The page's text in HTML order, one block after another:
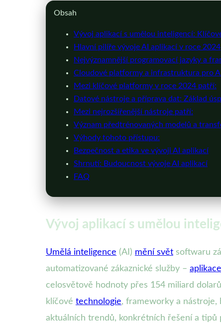
Obsah
Vývoj aplikací s umělou inteligencí:
Hlavní pilíře vývoje AI aplikací v roce 2024
Nejvýznamnější programovací jazyky a
Cloudové platformy a infrastruktura pro AI
Mezi klíčové platformy v roce 2024 patří:
Datové nástroje a příprava dat: Základ
Mezi nejrozšířenější nástroje patří:
Význam předtrénovaných modelů a
Výhody tohoto přístupu:
Bezpečnost a etika ve vývoji AI aplikací
Shrnutí: Budoucnost vývoje AI aplikací
FAQ
Vývoj aplikací s umělou
Umělá inteligence (AI) mění svět softwaru
automatizované zákaznické služby – aplikace
celosvětově hodnoty přes 154 miliard
klíčové technologie, frameworky a nástroje,
aktuálních trendů, konkrétních řešení a tipů